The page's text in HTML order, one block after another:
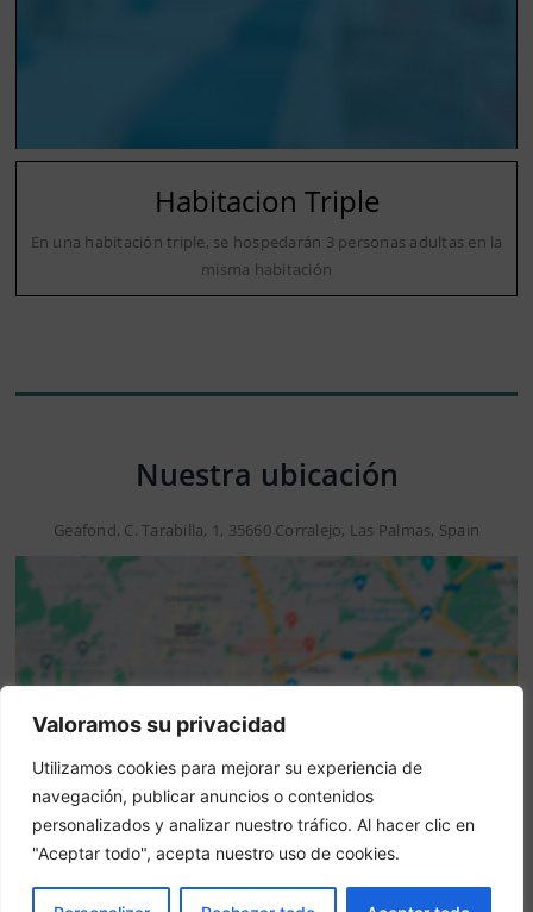
Valoramos su privacidad
Utilizamos cookies para mejorar su experiencia de
navegación, publicar anuncios o contenidos
personalizados y analizar nuestro tráfico. Al hacer clic en
"Aceptar todo", acepta nuestro uso de cookies.
Habitacion Triple
En una habitación triple, se hospedarán 3 personas adultas en la
misma habitación
Nuestra ubicación
Geafond, C. Tarabilla, 1, 35660 Corralejo, Las Palmas, Spain
Aviso: Esta no es una web oficial. Esta web contiene
información del hotel y ofrece el servicio de Booking
online.
¿Eres el propietario de esta web?–Reservar ahora